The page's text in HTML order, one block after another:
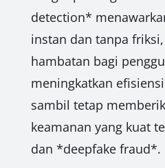
detection*
instan dan tanpa
hambatan bagi
meningkatkan
sambil tetap
keamanan yang kuat
dan *deepfake fraud*.